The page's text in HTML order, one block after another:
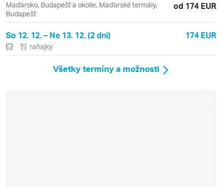
Maďarsko, Budapešť a okolie, Maďarské termály,
Budapešť
od 174 EUR
So 12. 12. – Ne 13. 12. (2 dni) 174 EUR
raňajky
Všetky termíny a možnosti